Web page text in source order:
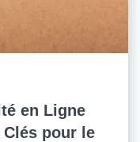
en Ligne
pour le